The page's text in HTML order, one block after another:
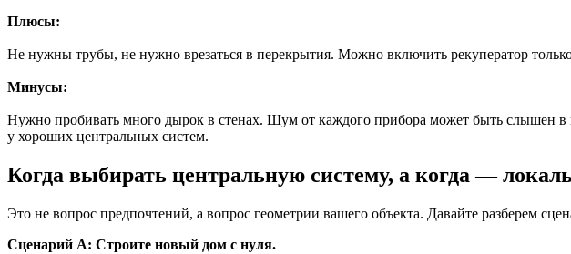
Плюсы:
Не нужны трубы, не нужно врезаться в перекрытия. Можно включить рекуператор
Минусы:
Нужно пробивать много дырок в стенах. Шум от каждого прибора может быть слышен
у хороших центральных систем.
Когда выбирать центральную систему, а когда —
Это не вопрос предпочтений, а вопрос геометрии вашего объекта. Давайте разберем
Сценарий А: Строите новый дом с нуля.